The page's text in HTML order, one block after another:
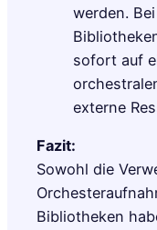
werden.
sofort auf
externe
Fazit:
Sowohl die
Bibliotheken